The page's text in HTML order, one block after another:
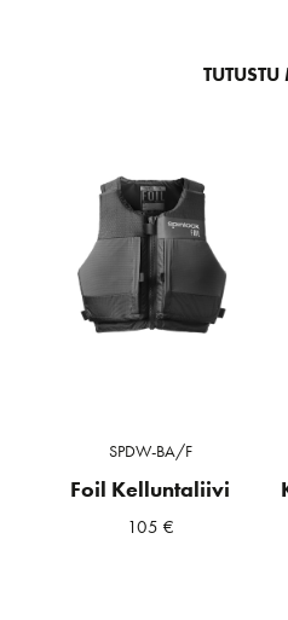
SPDW-BA/F
Foil Kelluntaliivi
105 €